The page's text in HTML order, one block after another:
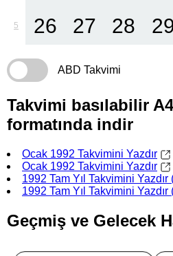
5 26 27 28
ABD Takvimi
Takvimi basılabilir
formatında indir
Ocak 1992 Takvimini Yazdır
Ocak 1992 Takvimini Yazdır
1992 Tam Yıl Takvimini
1992 Tam Yıl Takvimini
Geçmiş ve Gelecek